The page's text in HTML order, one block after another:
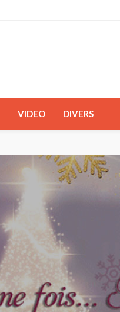
VIDEO DIVERS